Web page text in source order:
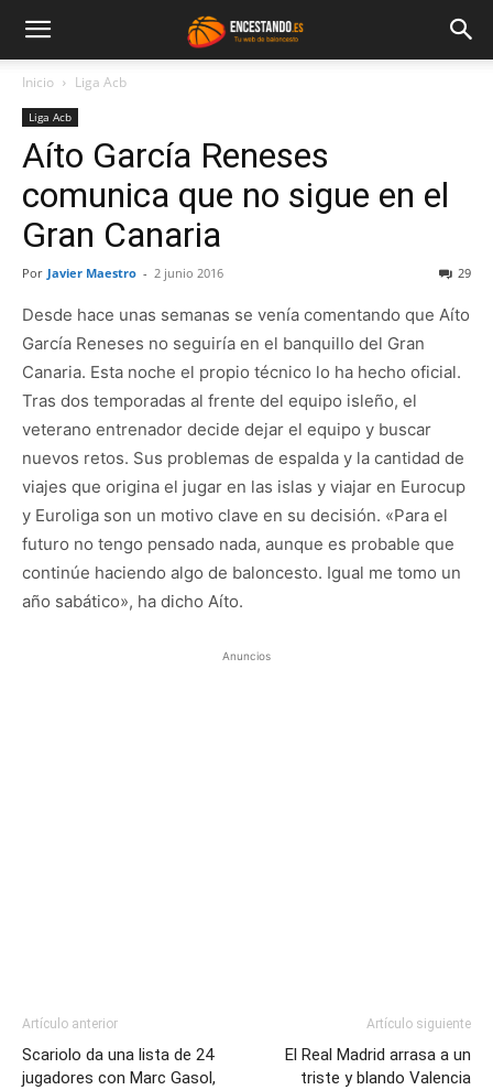
Inicio Liga Acb
Liga Acb
Aíto García Reneses
comunica que no sigue en el
Gran Canaria
Por Javier Maestro - 2 junio 2016 29
Desde hace unas semanas se venía comentando que Aíto
García Reneses no seguiría en el banquillo del Gran
Canaria. Esta noche el propio técnico lo ha hecho oficial.
Tras dos temporadas al frente del equipo isleño, el
veterano entrenador decide dejar el equipo y buscar
nuevos retos. Sus problemas de espalda y la cantidad de
viajes que origina el jugar en las islas y viajar en Eurocup
y Euroliga son un motivo clave en su decisión. «Para el
futuro no tengo pensado nada, aunque es probable que
continúe haciendo algo de baloncesto. Igual me tomo un
año sabático», ha dicho Aíto.
Anuncios
Artículo anterior
Scariolo da una lista de 24
jugadores con Marc Gasol,
Artículo siguiente
El Real Madrid arrasa a un
triste y blando Valencia